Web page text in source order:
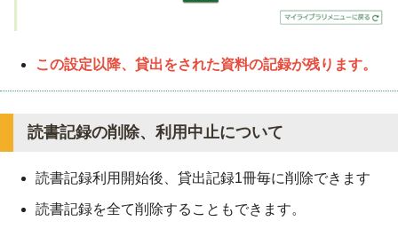
この設定以降、貸出をされた資料の記録が残ります。
読書記録の削除、利用中止について
読書記録利用開始後、貸出記録1冊毎に削除できます
読書記録を全て削除することもできます。